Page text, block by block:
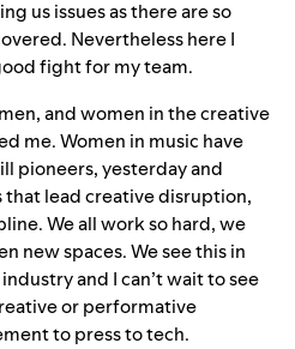
us issues as there are so
Nevertheless here I
fight for my team.
and women in the creative
me. Women in music have
pioneers, yesterday and
that lead creative disruption,
We all work so hard, we
new spaces. We see this in
and I can’t wait to see
or performative
to press to tech.